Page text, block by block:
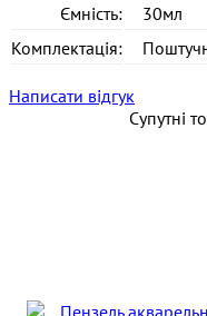
Ємність:
30мл
Комплектація:
Написати відгук
Супутні